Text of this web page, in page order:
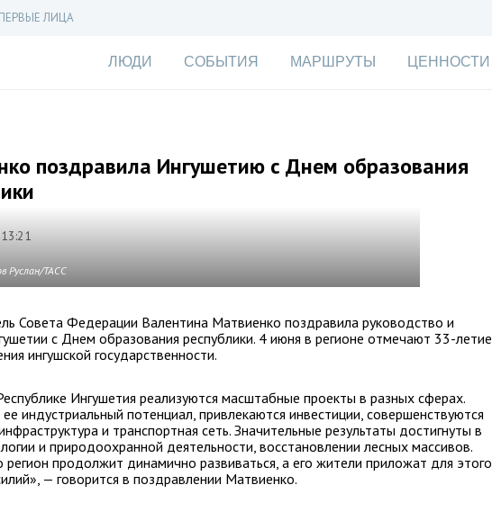
ПЕРВЫЕ ЛИЦА
ЛЮДИ СОБЫТИЯ МАРШРУТЫ ЦЕННОСТИ
поздравила Ингушетию с Днем образования
Руслан/ТАСС
Совета Федерации Валентина Матвиенко поздравила руководство и
с Днем образования республики. 4 июня в регионе отмечают 33-летие
ингушской государственности.
Ингушетия реализуются масштабные проекты в разных сферах.
ее индустриальный потенциал, привлекаются инвестиции, совершенствуются
и транспортная сеть. Значительные результаты достигнуты в
и природоохранной деятельности, восстановлении лесных массивов.
регион продолжит динамично развиваться, а его жители приложат для этого
— говорится в поздравлении Матвиенко.